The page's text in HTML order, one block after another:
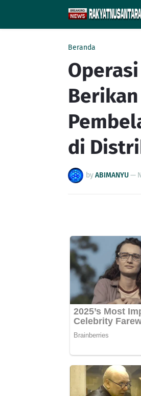
Beranda
di
byABIMANYU—